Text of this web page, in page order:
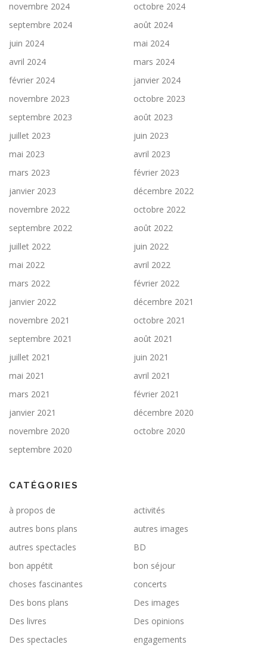
novembre 2024
octobre 2024
septembre 2024
août 2024
juin 2024
mai 2024
avril 2024
mars 2024
février 2024
janvier 2024
novembre 2023
octobre 2023
septembre 2023
août 2023
juillet 2023
juin 2023
mai 2023
avril 2023
mars 2023
février 2023
janvier 2023
décembre 2022
novembre 2022
octobre 2022
septembre 2022
août 2022
juillet 2022
juin 2022
mai 2022
avril 2022
mars 2022
février 2022
janvier 2022
décembre 2021
novembre 2021
octobre 2021
septembre 2021
août 2021
juillet 2021
juin 2021
mai 2021
avril 2021
mars 2021
février 2021
janvier 2021
décembre 2020
novembre 2020
octobre 2020
septembre 2020
CATÉGORIES
à propos de
activités
autres bons plans
autres images
autres spectacles
BD
bon appétit
bon séjour
choses fascinantes
concerts
Des bons plans
Des images
Des livres
Des opinions
Des spectacles
engagements